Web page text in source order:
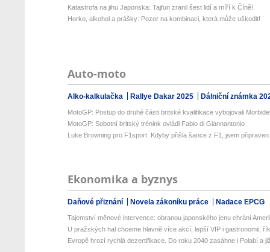
Katastrofa na jihu Japonska: Tajfun zranil šest lidí a míří k Číně!
Horko, alkohol a prášky: Pozor na kombinaci, která může uškodit!
Auto-moto
Alko-kalkulačka Rallye Dakar 2025 Dálniční známka
MotoGP: Postup do druhé části britské kvalifikace vybojovali
MotoGP: Sobotní britský trénink ovládl Fabio di Giannantonio
Luke Browning pro F1sport: Kdyby přišla šance z F1, jsem připraven
Ekonomika a byznys
Daňové přiznání Novela zákoníku práce Nadace EPCG
Tajemství měnové intervence: obranou japonského jenu chrání
U pražských hal chceme hlavně více akcí, lepší VIP i gastronomii,
Evropě hrozí rychlá dezertifikace. Do roku 2040 zasáhne i Polabí a